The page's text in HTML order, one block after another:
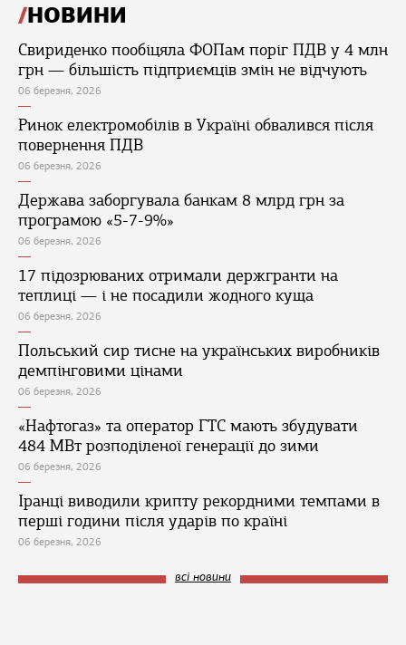
НОВИНИ
Свириденко пообіцяла ФОПам поріг ПДВ у 4 млн
грн — більшість підприємців змін не відчують
06 березня, 2026
Ринок електромобілів в Україні обвалився після
повернення ПДВ
06 березня, 2026
Держава заборгувала банкам 8 млрд грн за
програмою «5-7-9%»
06 березня, 2026
17 підозрюваних отримали держгранти на
теплиці — і не посадили жодного куща
06 березня, 2026
Польський сир тисне на українських виробників
демпінговими цінами
06 березня, 2026
«Нафтогаз» та оператор ГТС мають збудувати
484 МВт розподіленої генерації до зими
06 березня, 2026
Іранці виводили крипту рекордними темпами в
перші години після ударів по країні
06 березня, 2026
всі новини